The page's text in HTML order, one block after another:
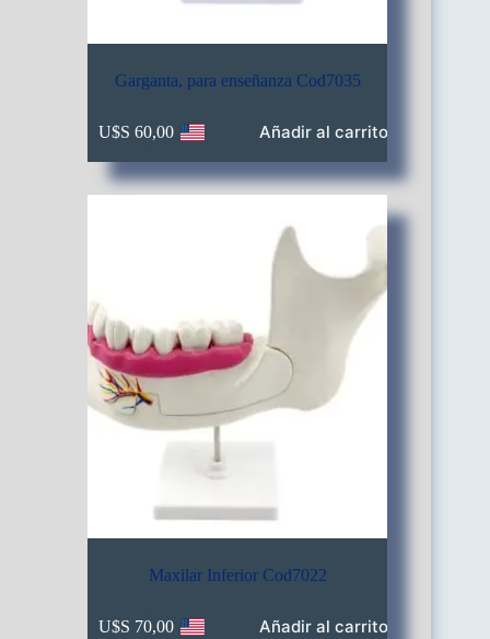
Garganta, para enseñanza Cod7035
U$S 60,00 Añadir al carrito
Maxilar Inferior Cod7022
U$S 70,00 Añadir al carrito